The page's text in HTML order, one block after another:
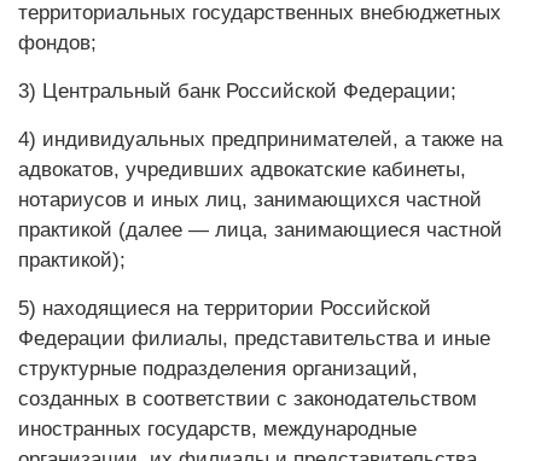
территориальных государственных внебюджетных
фондов;
3) Центральный банк Российской Федерации;
4) индивидуальных предпринимателей, а также на
адвокатов, учредивших адвокатские кабинеты,
нотариусов и иных лиц, занимающихся частной
практикой (далее — лица, занимающиеся частной
практикой);
5) находящиеся на территории Российской
Федерации филиалы, представительства и иные
структурные подразделения организаций,
созданных в соответствии с законодательством
иностранных государств, международные